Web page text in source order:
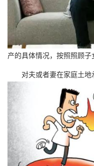
产的具体情况，按照照顾子
对夫或者妻在家庭土地